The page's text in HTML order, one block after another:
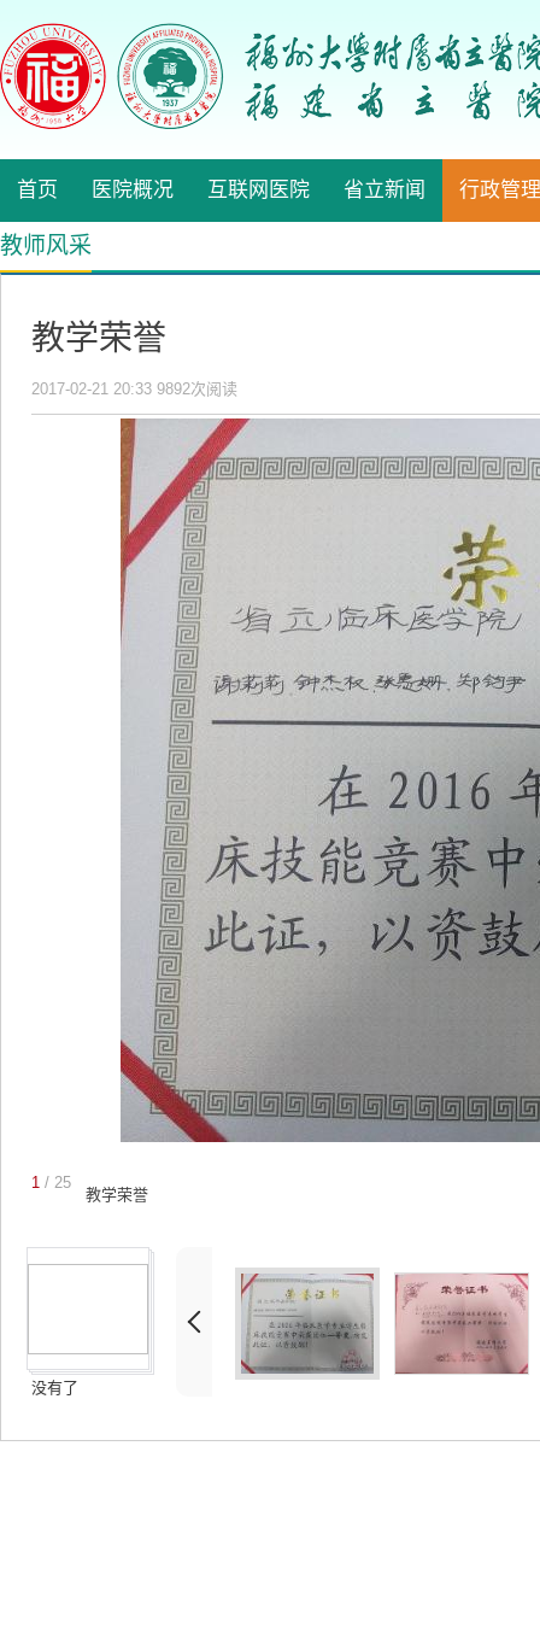
首页 医院概况 互联网医院 省立新闻 行政管理
教师风采
教学荣誉
2017-02-21 20:33 9892次阅读
1 / 25
教学荣誉
没有了